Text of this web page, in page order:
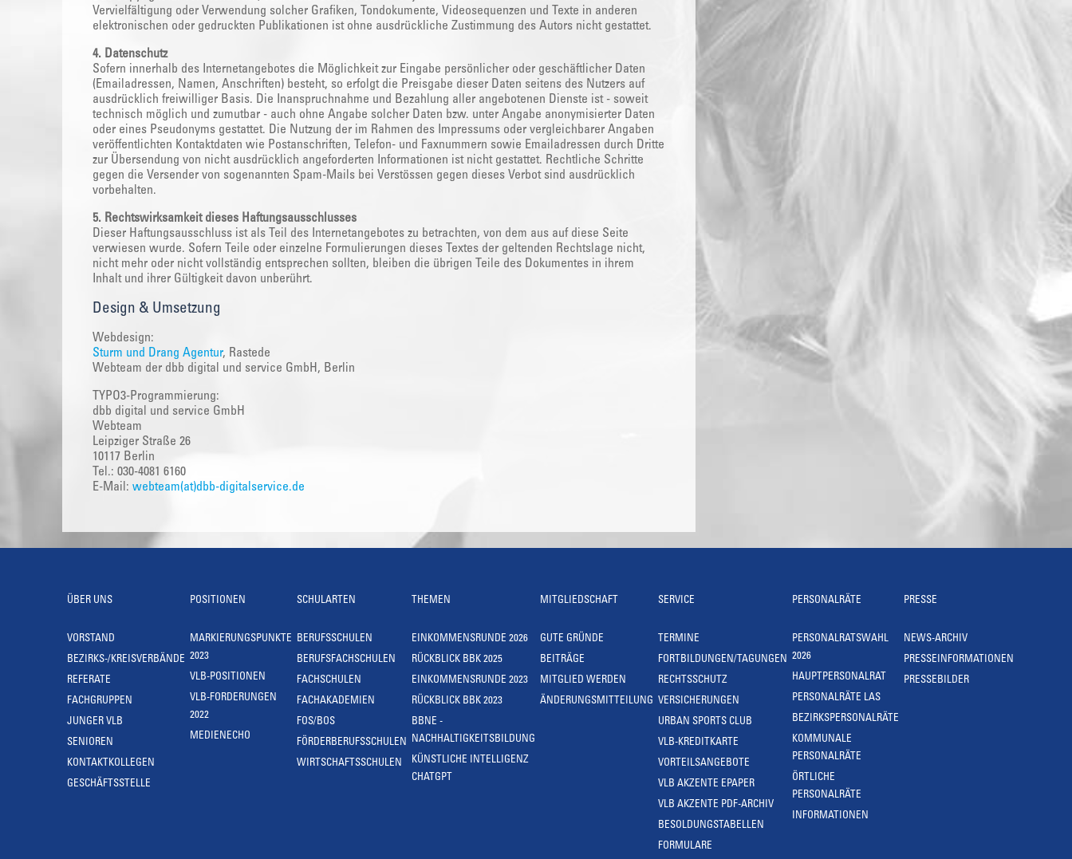
Vervielfältigung oder Verwendung solcher Grafiken, Tondokumente, Videosequenzen und Texte in anderen
elektronischen oder gedruckten Publikationen ist ohne ausdrückliche Zustimmung des Autors nicht gestattet.
4. Datenschutz
Sofern innerhalb des Internetangebotes die Möglichkeit zur Eingabe persönlicher oder geschäftlicher Daten
(Emailadressen, Namen, Anschriften) besteht, so erfolgt die Preisgabe dieser Daten seitens des Nutzers auf
ausdrücklich freiwilliger Basis. Die Inanspruchnahme und Bezahlung aller angebotenen Dienste ist - soweit
technisch möglich und zumutbar - auch ohne Angabe solcher Daten bzw. unter Angabe anonymisierter Daten
oder eines Pseudonyms gestattet. Die Nutzung der im Rahmen des Impressums oder vergleichbarer Angaben
veröffentlichten Kontaktdaten wie Postanschriften, Telefon- und Faxnummern sowie Emailadressen durch Dritte
zur Übersendung von nicht ausdrücklich angeforderten Informationen ist nicht gestattet. Rechtliche Schritte
gegen die Versender von sogenannten Spam-Mails bei Verstössen gegen dieses Verbot sind ausdrücklich
vorbehalten.
5. Rechtswirksamkeit dieses Haftungsausschlusses
Dieser Haftungsausschluss ist als Teil des Internetangebotes zu betrachten, von dem aus auf diese Seite
verwiesen wurde. Sofern Teile oder einzelne Formulierungen dieses Textes der geltenden Rechtslage nicht,
nicht mehr oder nicht vollständig entsprechen sollten, bleiben die übrigen Teile des Dokumentes in ihrem
Inhalt und ihrer Gültigkeit davon unberührt.
Design & Umsetzung
Webdesign:
Sturm und Drang Agentur, Rastede
Webteam der dbb digital und service GmbH, Berlin
TYPO3-Programmierung:
dbb digital und service GmbH
Webteam
Leipziger Straße 26
10117 Berlin
Tel.: 030-4081 6160
E-Mail: webteam(at)dbb-digitalservice.de
ÜBER UNS
VORSTAND
BEZIRKS-/KREISVERBÄNDE
REFERATE
FACHGRUPPEN
JUNGER VLB
SENIOREN
KONTAKTKOLLEGEN
GESCHÄFTSSTELLE
POSITIONEN
MARKIERUNGSPUNKTE
2023
VLB-POSITIONEN
VLB-FORDERUNGEN
2022
MEDIENECHO
SCHULARTEN
BERUFSSCHULEN
BERUFSFACHSCHULEN
FACHSCHULEN
FACHAKADEMIEN
FOS/BOS
FÖRDERBERUFSSCHULEN
WIRTSCHAFTSSCHULEN
THEMEN
EINKOMMENSRUNDE 2026
RÜCKBLICK BBK 2025
EINKOMMENSRUNDE 2023
RÜCKBLICK BBK 2023
BBNE -
NACHHALTIGKEITSBILDUNG
KÜNSTLICHE INTELLIGENZ
CHATGPT
MITGLIEDSCHAFT
GUTE GRÜNDE
BEITRÄGE
MITGLIED WERDEN
ÄNDERUNGSMITTEILUNG
SERVICE
TERMINE
FORTBILDUNGEN/TAGUNGEN
RECHTSSCHUTZ
VERSICHERUNGEN
URBAN SPORTS CLUB
VLB-KREDITKARTE
VORTEILSANGEBOTE
VLB AKZENTE EPAPER
VLB AKZENTE PDF-ARCHIV
BESOLDUNGSTABELLEN
FORMULARE
PERSONALRÄTE
PERSONALRATSWAHL
2026
HAUPTPERSONALRAT
PERSONALRÄTE LAS
BEZIRKSPERSONALRÄTE
KOMMUNALE
PERSONALRÄTE
ÖRTLICHE
PERSONALRÄTE
INFORMATIONEN
PRESSE
NEWS-ARCHIV
PRESSEINFORMATIONEN
PRESSEBILDER